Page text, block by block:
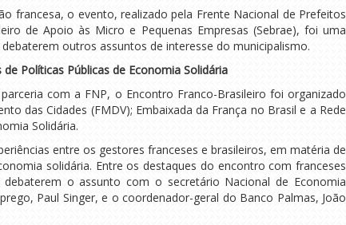
francesa, o evento, realizado pela Frente Nacional de Prefeitos
de Apoio às Micro e Pequenas Empresas (Sebrae), foi uma
outros assuntos de interesse do municipalismo.
Políticas Públicas de Economia Solidária
com a FNP, o Encontro Franco-Brasileiro foi organizado
das Cidades (FMDV); Embaixada da França no Brasil e a Rede
Solidária.
entre os gestores franceses e brasileiros, em matéria de
solidária. Entre os destaques do encontro com franceses
o assunto com o secretário Nacional de Economia
Paul Singer, e o coordenador-geral do Banco Palmas, João